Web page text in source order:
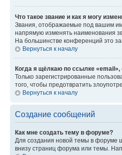
Что такое звание и как я могу
Звания, отображаемые под вашим
напрямую изменять наименования
На большинстве конференций это
Вернуться к началу
Когда я щёлкаю по ссылке
Только зарегистрированные
того, чтобы предотвратить
Вернуться к началу
Создание сообщений
Как мне создать тему в форуме?
Для создания новой темы в форуме
внизу страниц форума или темы.